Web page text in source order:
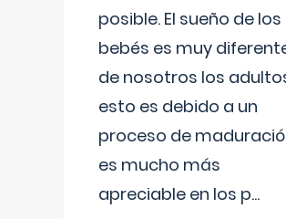
posible. El sueño de los
bebés es muy
de nosotros los
esto es debido a un
proceso de
es mucho más
apreciable en los p...